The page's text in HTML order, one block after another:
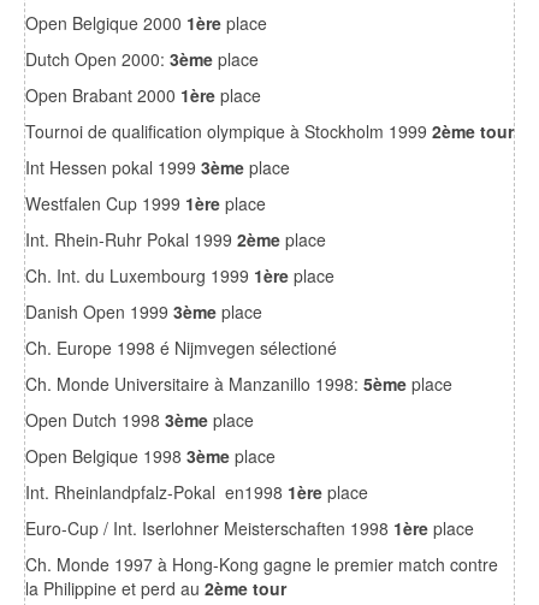
Open Belgique 2000 1ère place
Dutch Open 2000: 3ème place
Open Brabant 2000 1ère place
Tournoi de qualification olympique à Stockholm 1999 2ème tour
Int Hessen pokal 1999 3ème place
Westfalen Cup 1999 1ère place
Int. Rhein-Ruhr Pokal 1999 2ème place
Ch. Int. du Luxembourg 1999 1ère place
Danish Open 1999 3ème place
Ch. Europe 1998 é Nijmvegen sélectioné
Ch. Monde Universitaire à Manzanillo 1998: 5ème place
Open Dutch 1998 3ème place
Open Belgique 1998 3ème place
Int. Rheinlandpfalz-Pokal en1998 1ère place
Euro-Cup / Int. Iserlohner Meisterschaften 1998 1ère place
Ch. Monde 1997 à Hong-Kong gagne le premier match contre
la Philippine et perd au 2ème tour